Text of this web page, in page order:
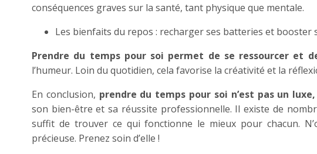
conséquences graves sur la santé, tant physique que mentale.
Les bienfaits du repos : recharger ses batteries et booster
Prendre du temps pour soi permet de se ressourcer et
l’humeur. Loin du quotidien, cela favorise la créativité et la
En conclusion, prendre du temps pour soi n’est pas un
son bien-être et sa réussite professionnelle. Il existe de
suffit de trouver ce qui fonctionne le mieux pour chacun.
précieuse. Prenez soin d’elle !